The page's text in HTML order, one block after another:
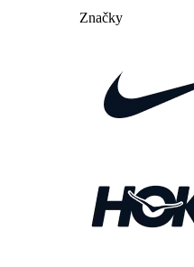
Značky